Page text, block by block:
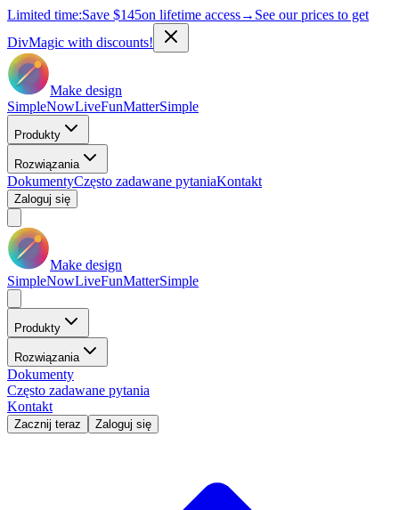
Limited time:Save $145on lifetime access→ See our prices to get
DivMagic with discounts!
Make design
SimpleNowLiveFunMatterSimple
Produkty
Rozwiązania
DokumentyCzęsto zadawane pytaniaKontakt
Zaloguj się
Make design
SimpleNowLiveFunMatterSimple
Produkty
Rozwiązania
Dokumenty
Często zadawane pytania
Kontakt
Zacznij teraz Zaloguj się